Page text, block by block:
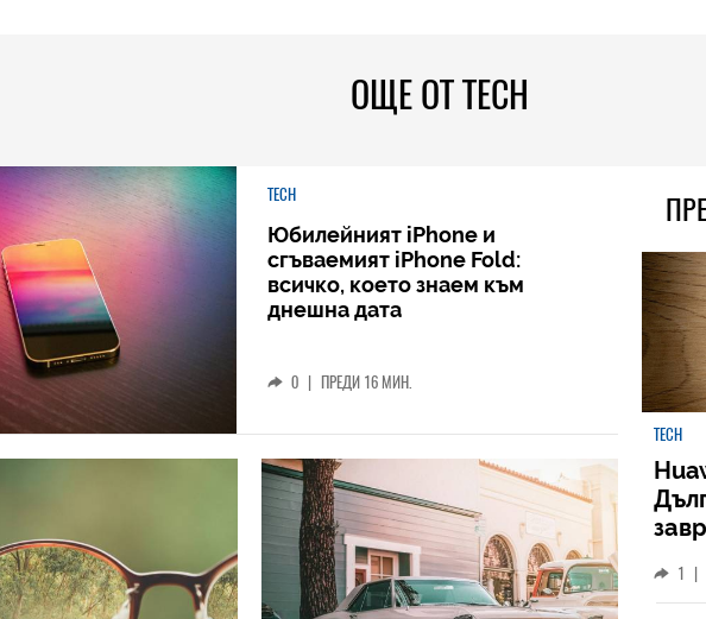
ОЩЕ ОТ TECH
TECH
Юбилейният iPhone и
сгъваемият iPhone Fold:
всичко, което знаем към
днешна дата
0 | ПРЕДИ 16 МИН.
TECH
1 |